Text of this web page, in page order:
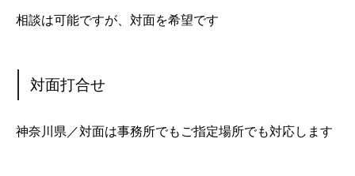
相談は可能ですが、対面を希望です
対面打合せ
神奈川県／対面は事務所でもご指定場所でも対応します